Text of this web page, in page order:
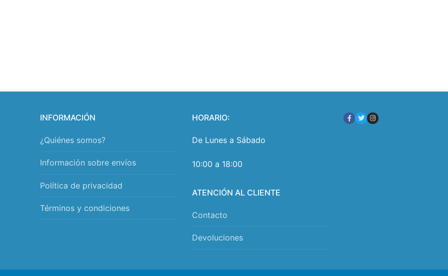
INFORMACIÓN
¿Quiénes somos?
Información sobre envíos
Política de privacidad
Términos y condiciones
HORARIO:
De Lunes a Sábado
10:00 a 18:00
ATENCIÓN AL CLIENTE
Contacto
Devoluciones